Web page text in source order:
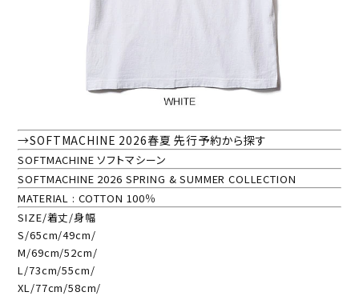
→SOFTMACHINE 2026春夏 先行予約から探す
SOFTMACHINE ソフトマシーン
SOFTMACHINE 2026 SPRING & SUMMER COLLECTION
MATERIAL : COTTON 100％
SIZE/着丈/身幅
S/65cm/49cm/
M/69cm/52cm/
L/73cm/55cm/
XL/77cm/58cm/